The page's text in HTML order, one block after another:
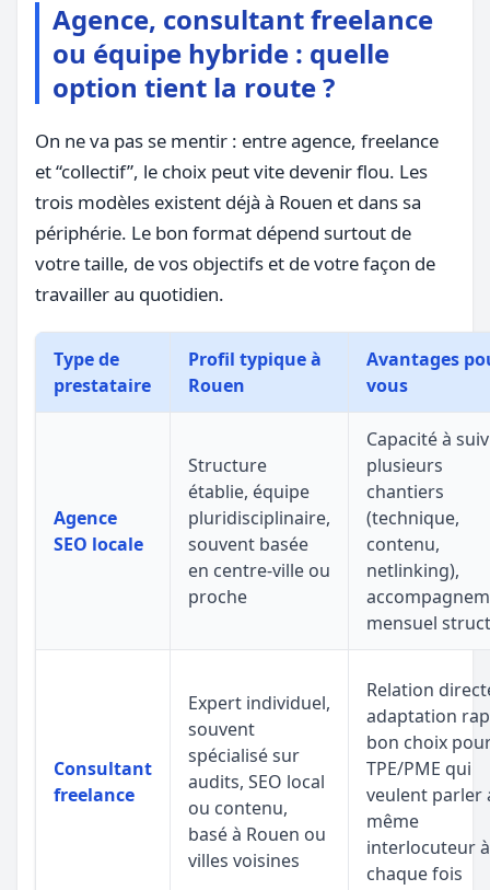
Agence, consultant freelance
ou équipe hybride : quelle
option tient la route ?
On ne va pas se mentir : entre agence, freelance
et “collectif”, le choix peut vite devenir flou. Les
trois modèles existent déjà à Rouen et dans sa
périphérie. Le bon format dépend surtout de
votre taille, de vos objectifs et de votre façon de
travailler au quotidien.
Type de
prestataire
Profil typique à
Rouen
Avantages
vous
Agence
SEO locale
Structure
établie, équipe
pluridisciplinaire,
souvent basée
en centre-ville ou
proche
Capacité à
plusieurs
chantiers
(technique,
contenu,
netlinking),
mensuel
Consultant
freelance
Expert individuel,
souvent
spécialisé sur
audits, SEO local
ou contenu,
basé à Rouen ou
villes voisines
Relation
adaptation
bon choix
TPE/PME qui
veulent parler
même
interlocuteur à
chaque fois